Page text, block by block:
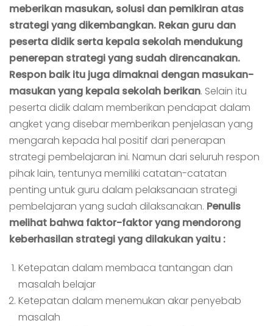
meberikan masukan, solusi dan pemikiran atas
strategi yang dikembangkan. Rekan guru dan
peserta didik serta kepala sekolah mendukung
penerepan strategi yang sudah direncanakan.
Respon baik itu juga dimaknai dengan masukan-
masukan yang kepala sekolah berikan. Selain itu
peserta didik dalam memberikan pendapat dalam
angket yang disebar memberikan penjelasan yang
mengarah kepada hal positif dari penerapan
strategi pembelajaran ini. Namun dari seluruh respon
pihak lain, tentunya memiliki catatan-catatan
penting untuk guru dalam pelaksanaan strategi
pembelajaran yang sudah dilaksanakan. Penulis
melihat bahwa faktor-faktor yang mendorong
keberhasilan strategi yang dilakukan yaitu :
Ketepatan dalam membaca tantangan dan
masalah belajar
Ketepatan dalam menemukan akar penyebab
masalah